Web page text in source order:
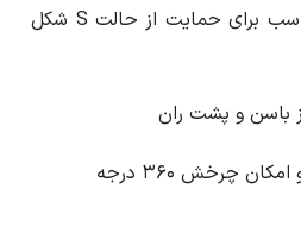
پشتی با انحنای مناسب برای حمایت از حالت S شکل
باسن و پشت ران
چرخش ۳۶۰ درجه